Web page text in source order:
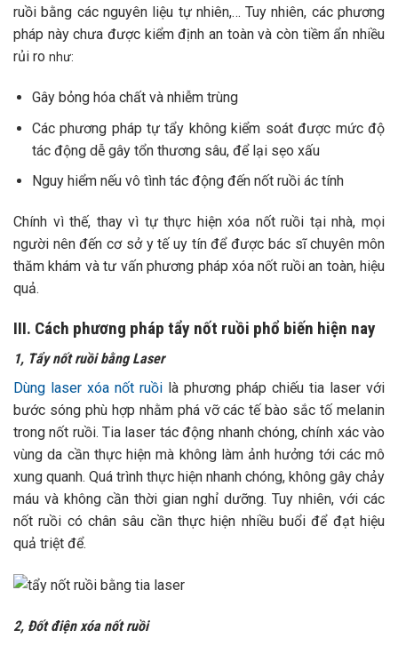
ruồi bằng các nguyên liệu tự nhiên,… Tuy nhiên, các phương
pháp này chưa được kiểm định an toàn và còn tiềm ẩn nhiều
rủi ro như:
Gây bỏng hóa chất và nhiễm trùng
Các phương pháp tự tẩy không kiểm soát được mức độ
tác động dễ gây tổn thương sâu, để lại sẹo xấu
Nguy hiểm nếu vô tình tác động đến nốt ruồi ác tính
Chính vì thế, thay vì tự thực hiện xóa nốt ruồi tại nhà, mọi
người nên đến cơ sở y tế uy tín để được bác sĩ chuyên môn
thăm khám và tư vấn phương pháp xóa nốt ruồi an toàn, hiệu
quả.
III. Cách phương pháp tẩy nốt ruồi phổ biến hiện nay
1, Tẩy nốt ruồi bằng Laser
Dùng laser xóa nốt ruồi là phương pháp chiếu tia laser với
bước sóng phù hợp nhằm phá vỡ các tế bào sắc tố melanin
trong nốt ruồi. Tia laser tác động nhanh chóng, chính xác vào
vùng da cần thực hiện mà không làm ảnh hưởng tới các mô
xung quanh. Quá trình thực hiện nhanh chóng, không gây chảy
máu và không cần thời gian nghỉ dưỡng. Tuy nhiên, với các
nốt ruồi có chân sâu cần thực hiện nhiều buổi để đạt hiệu
quả triệt để.
2, Đốt điện xóa nốt ruồi